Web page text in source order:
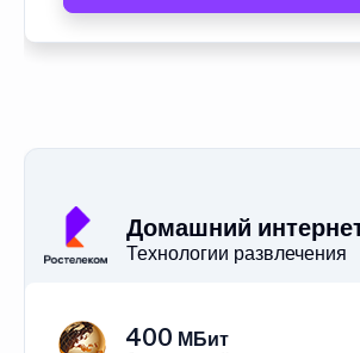
Домашний
Технологии развлечения
400 МБит